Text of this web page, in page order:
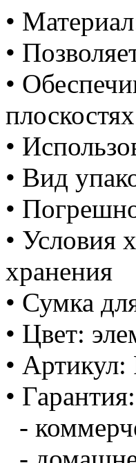
•
•
•
•
• Вид
•
• Условия
хранения
• Сумка
• Цвет:
•
• Гарантия:
-